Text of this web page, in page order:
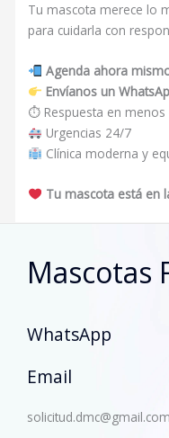
Tu mascota merece lo
para cuidarla con
Agenda ahora
Envíanos un
⏱ Respuesta en menos
Urgencias 24/7
Clínica moderna y
Tu mascota está en
Mascotas
WhatsApp
Email
solicitud.dmc@gmail.com